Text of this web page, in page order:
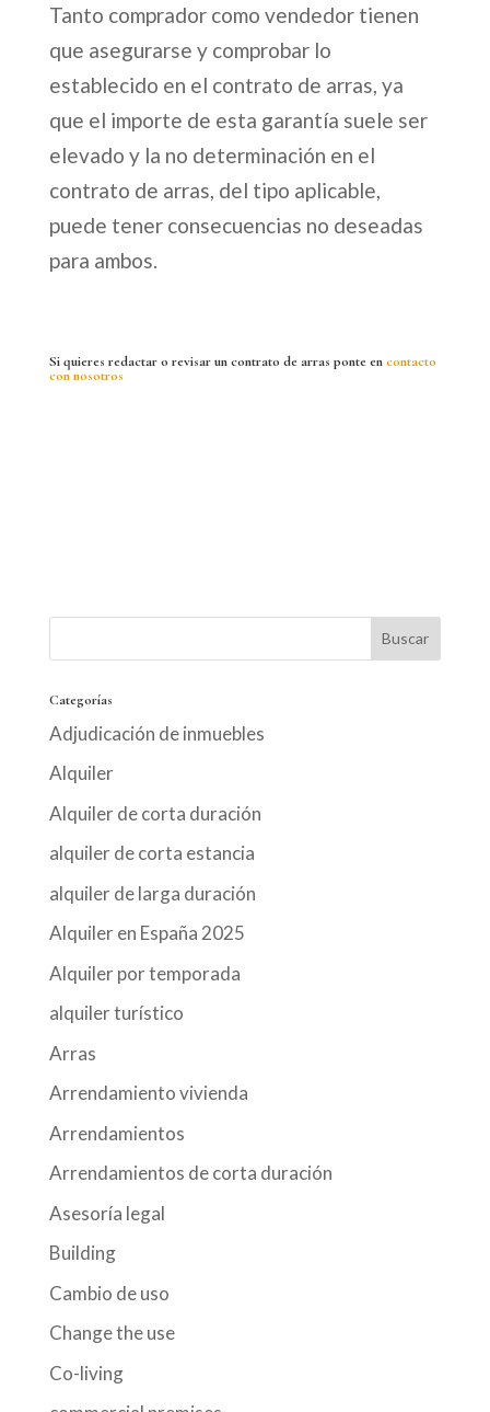
Tanto comprador como vendedor tienen
que asegurarse y comprobar lo
establecido en el contrato de arras, ya
que el importe de esta garantía suele ser
elevado y la no determinación en el
contrato de arras, del tipo aplicable,
puede tener consecuencias no deseadas
para ambos.
Si quieres redactar o revisar un contrato de arras ponte encontacto
con nosotros
Categorías
Adjudicación de inmuebles
Alquiler
Alquiler de corta duración
alquiler de corta estancia
alquiler de larga duración
Alquiler en España 2025
Alquiler por temporada
alquiler turístico
Arras
Arrendamiento vivienda
Arrendamientos
Arrendamientos de corta duración
Asesoría legal
Building
Cambio de uso
Change the use
Co-living